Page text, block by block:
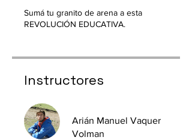
Sumá tu granito de arena a esta
Instructores
Arián Manuel Vaquer
Volman